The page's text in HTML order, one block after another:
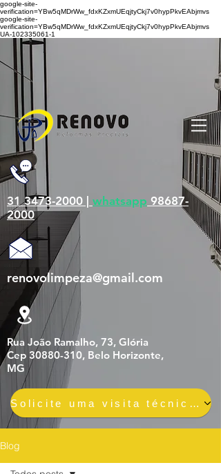
google-site-
verification=YBw5qMDrWw_fdxKZxmUEqjtyCkj7v0hypPkvEAbjmvs
google-site-
verification=YBw5qMDrWw_fdxKZxmUEqjtyCkj7v0hypPkvEAbjmvs
UA-102335061-1
31 3473-2000 | whatsapp 98687-
2000
renovolimpeza@gmail.com
Rua João Ramalho, 73, Glória
Cep 30880-310, Belo Horizonte,
MG
Solicite uma visita técnica gratuita e sem compromisso
Blog